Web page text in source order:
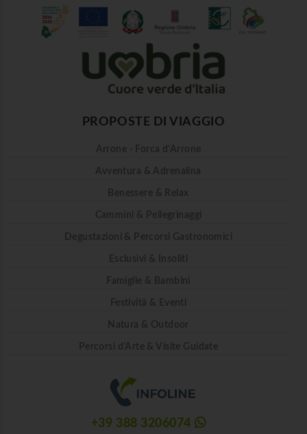
PROPOSTE DI VIAGGIO
Arrone - Forca d'Arrone
Avventura & Adrenalina
Benessere & Relax
Cammini & Pellegrinaggi
Degustazioni & Percorsi Gastronomici
Esclusivi & Insoliti
Famiglie & Bambini
Festività & Eventi
Natura & Outdoor
Percorsi d'Arte & Visite Guidate
+39 388 3206074